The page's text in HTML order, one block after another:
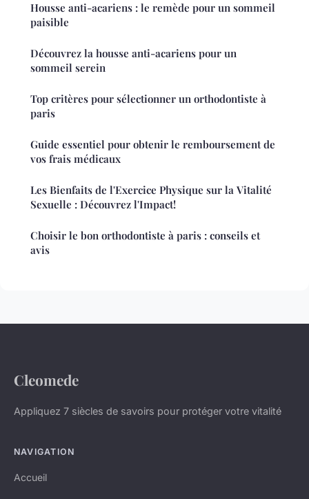
Housse anti-acariens : le remède pour un sommeil
paisible
Découvrez la housse anti-acariens pour un
sommeil serein
Top critères pour sélectionner un orthodontiste à
paris
Guide essentiel pour obtenir le remboursement de
vos frais médicaux
Les Bienfaits de l'Exercice Physique sur la Vitalité
Sexuelle : Découvrez l'Impact!
Choisir le bon orthodontiste à paris : conseils et
avis
Cleomede
Appliquez 7 siècles de savoirs pour protéger votre vitalité
NAVIGATION
Accueil